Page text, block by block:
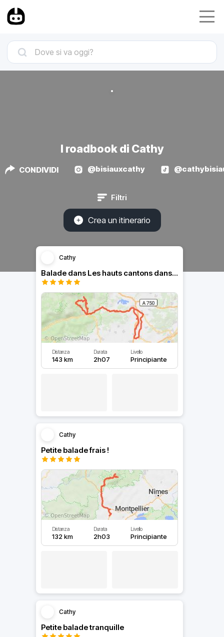
I roadbook di Cathy
CONDIVIDI @bisiauxcathy
Filtri
Crea un itinerario
Cathy
Balade dans Les hauts cantons dans L’Hérault avec le soleil
Distanza
143 km
Durata
2h07
Livello
Principiante
Cathy
Petite balade frais !
Distanza
132 km
Durata
2h03
Livello
Principiante
Cathy
Petite balade tranquille